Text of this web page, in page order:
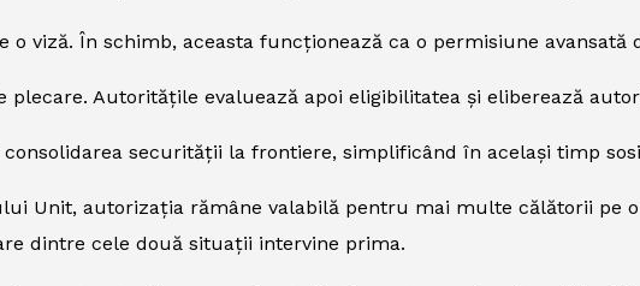
viză. În schimb, aceasta funcționează ca o permisiune avansată
plecare. Autoritățile evaluează apoi eligibilitatea și eliberează
securității la frontiere, simplificând în același timp
Unit, autorizația rămâne valabilă pentru mai multe călătorii pe
dintre cele două situații intervine prima.